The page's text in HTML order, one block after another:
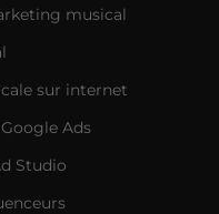
musical
sur internet
Ads
Studio